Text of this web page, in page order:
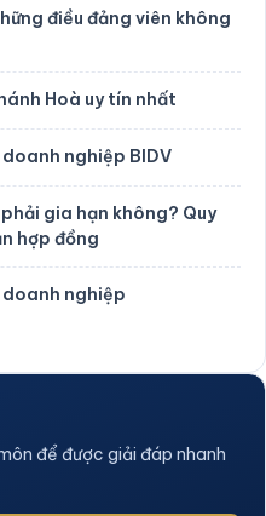
điều đảng viên không
Hoà uy tín nhất
nghiệp BIDV
gia hạn không? Quy
hợp đồng
doanh nghiệp
để được giải đáp nhanh